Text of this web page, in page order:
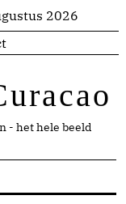
2026
- het hele beeld